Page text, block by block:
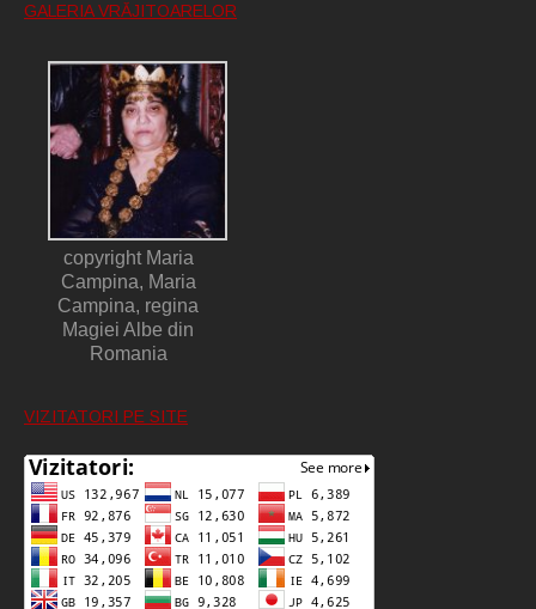
GALERIA VRĂJITOARELOR
copyright Maria
Campina, Maria
Campina, regina
Magiei Albe din
Romania
VIZITATORI PE SITE